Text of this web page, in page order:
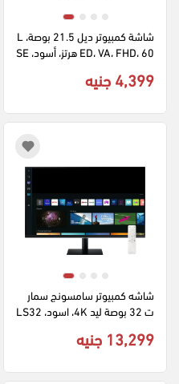
شاشة كمبيوتر ديل 21.5 بوصة، L
ED، VA، FHD، 60 هرتز، أسود، SE
4,399 جنيه
شاشه كمبيوتر سامسونج سمار
ت 32 بوصة ليد 4K، اسود، LS32
13,299 جنيه